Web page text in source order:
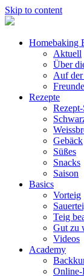
Skip to content
Homebaking
Aktuell
Über
Auf
Rezepte
Gebäck
Süßes
Snacks
Saison
Basics
Vorteig
Teig
Gut zu
Videos
Academy
Online-